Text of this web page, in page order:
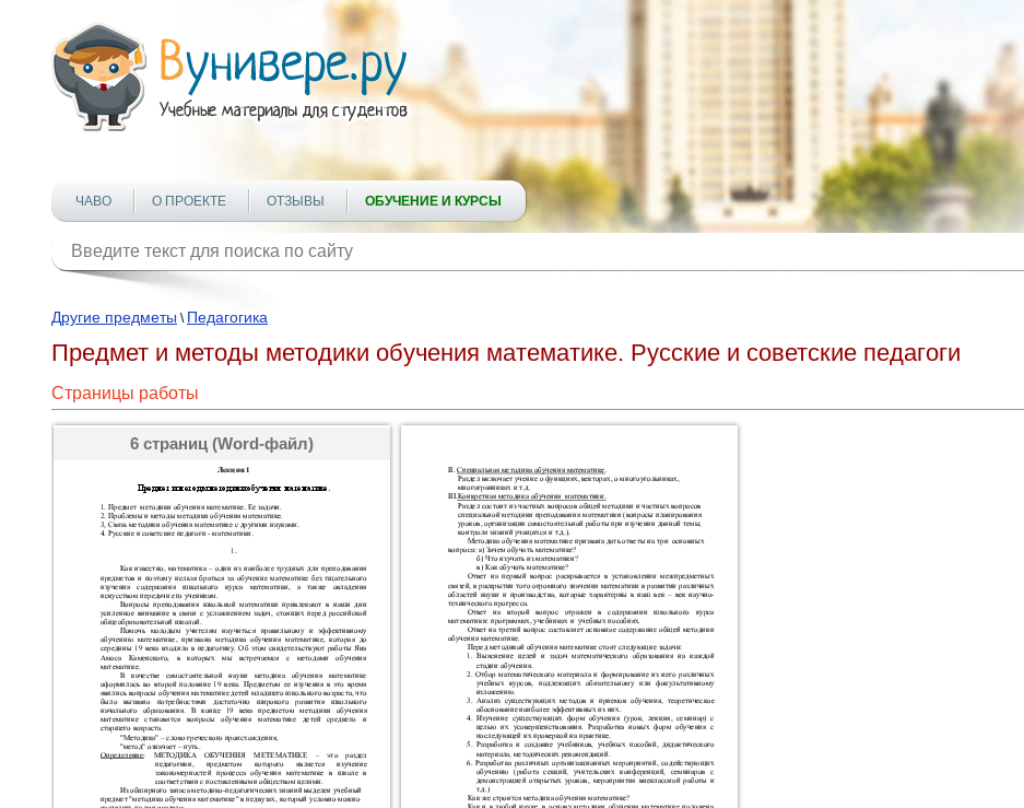
ЧАВО О ПРОЕКТЕ ОТЗЫВЫ ОБУЧЕНИЕ И КУРСЫ
Другие предметы \ Педагогика
Предмет и методы методики обучения математике. Русские и советские педагоги
Страницы работы
6 страниц (Word-файл)